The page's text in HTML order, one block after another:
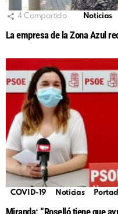
4 Compartido Noticias
La empresa de la Zona Azul
COVID-19 Noticias
Miranda: “Roselló tiene que